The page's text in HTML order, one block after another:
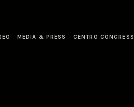
MEDIA & PRESS CENTRO CONGRESSI